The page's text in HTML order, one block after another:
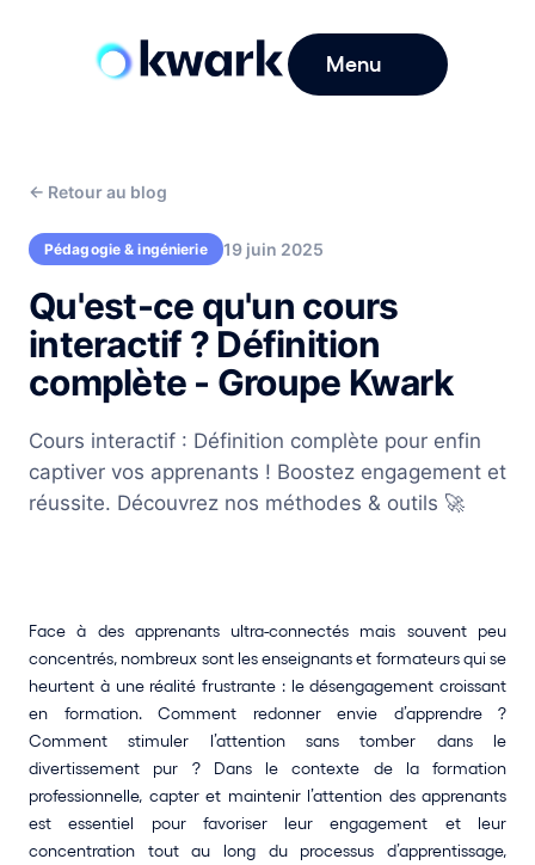
Menu
← Retour au blog
Pédagogie & ingénierie 19 juin 2025
Qu'est-ce qu'un cours
interactif ? Définition
complète - Groupe Kwark
Cours interactif : Définition complète pour enfin
captiver vos apprenants ! Boostez engagement et
réussite. Découvrez nos méthodes & outils 🚀
Face à des apprenants ultra-connectés mais souvent peu
concentrés, nombreux sont les enseignants et formateurs qui se
heurtent à une réalité frustrante : le désengagement croissant
en formation. Comment redonner envie d’apprendre ?
Comment stimuler l’attention sans tomber dans le
divertissement pur ? Dans le contexte de la formation
professionnelle, capter et maintenir l’attention des apprenants
est essentiel pour favoriser leur engagement et leur
concentration tout au long du processus d’apprentissage,